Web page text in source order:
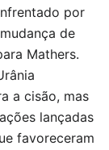
por
de
Mathers.
a cisão, mas
lançadas
favoreceram